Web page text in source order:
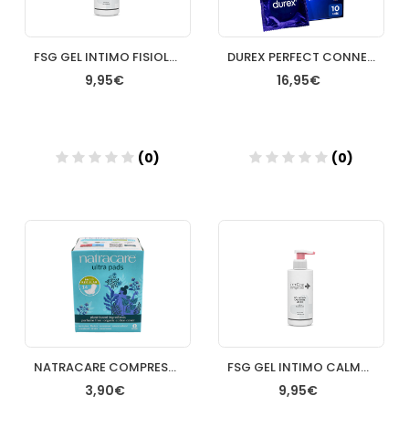
FSG GEL INTIMO FISIOLOGICO PH 55 250ML
9,95€
(0)
DUREX PERFECT CONNECTION PRESERVATIVOS 10 PRESERVATIVOS
16,95€
(0)
NATRACARE COMPRESA ULTRA PADS REGULAR ALAS 14UNI
3,90€
FSG GEL INTIMO CALMANTE PH 65 250ML
9,95€